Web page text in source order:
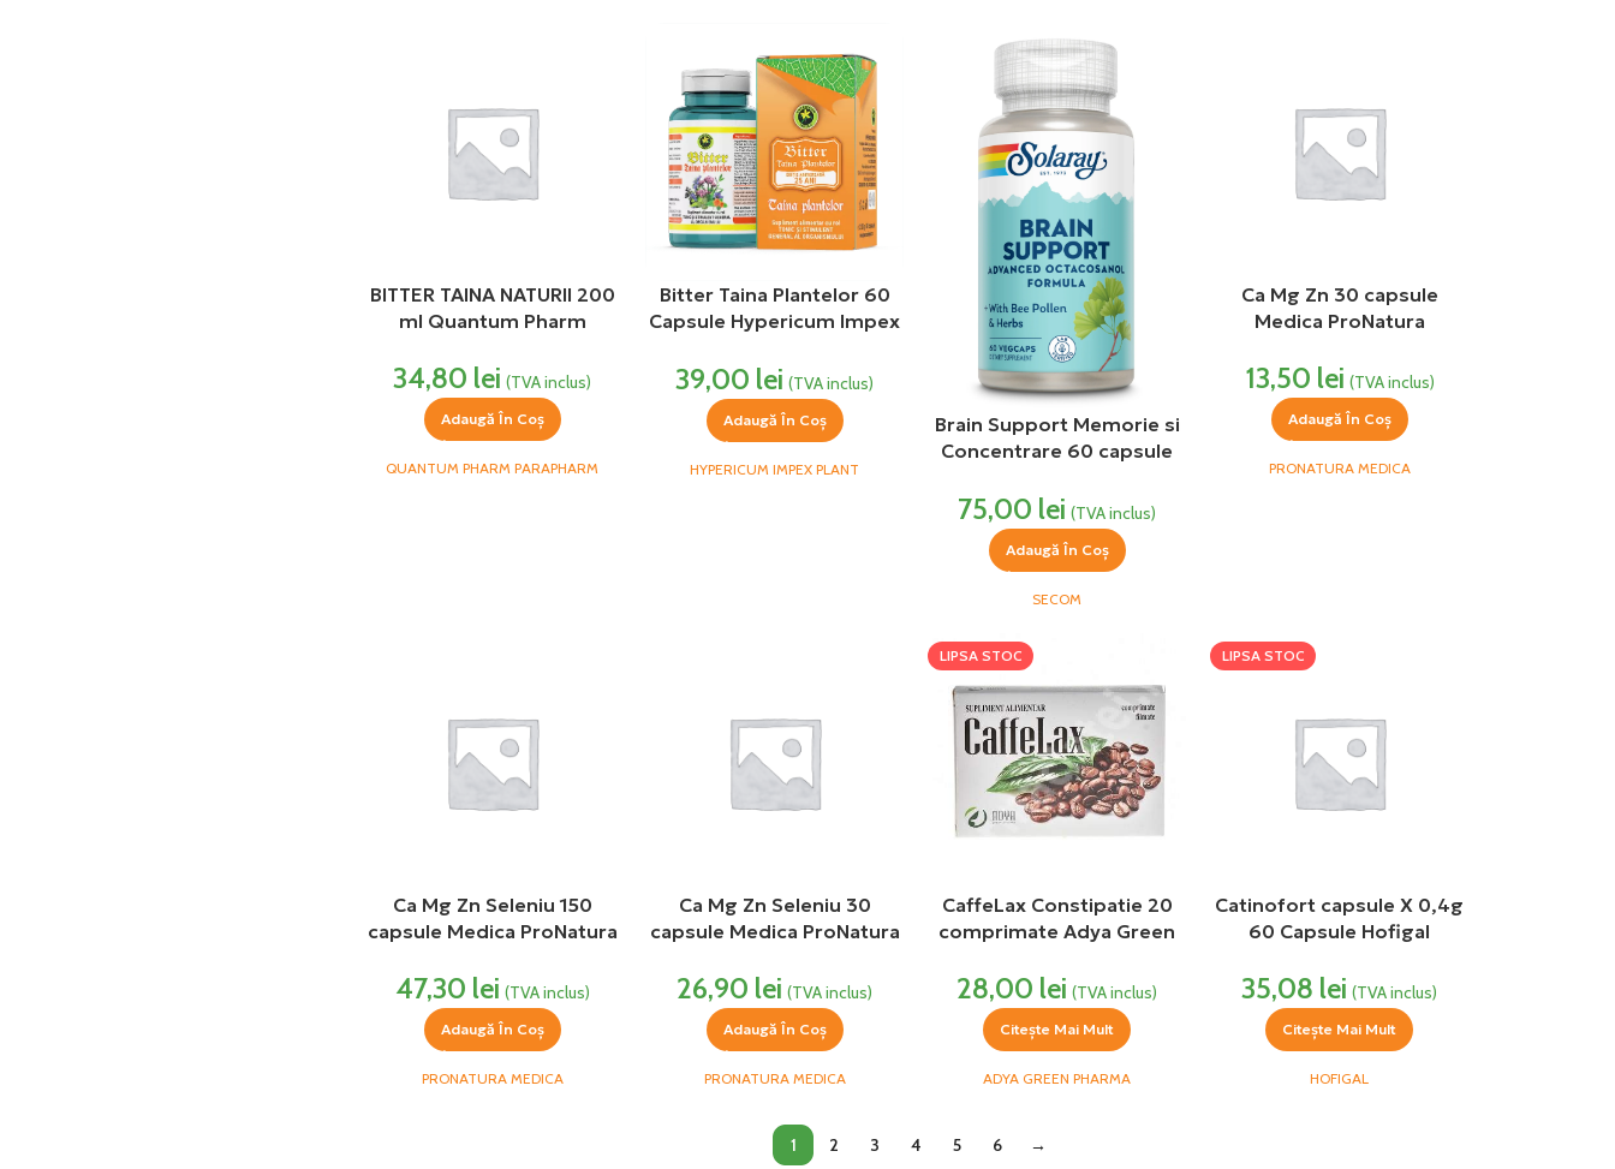
BITTER TAINA NATURII 200
ml Quantum Pharm
34,80 lei (TVA inclus)
Adaugă În Coș
QUANTUM PHARM PARAPHARM
Bitter Taina Plantelor 60
Capsule Hypericum Impex
39,00 lei (TVA inclus)
Adaugă În Coș
HYPERICUM IMPEX PLANT
Brain Support Memorie si
Concentrare 60 capsule
75,00 lei (TVA inclus)
Adaugă În Coș
SECOM
Ca Mg Zn 30 capsule
Medica ProNatura
13,50 lei (TVA inclus)
Adaugă În Coș
PRONATURA MEDICA
Ca Mg Zn Seleniu 150
capsule Medica ProNatura
47,30 lei (TVA inclus)
Adaugă În Coș
PRONATURA MEDICA
Ca Mg Zn Seleniu 30
capsule Medica ProNatura
26,90 lei (TVA inclus)
Adaugă În Coș
PRONATURA MEDICA
LIPSA STOC
CaffeLax Constipatie 20
comprimate Adya Green
28,00 lei (TVA inclus)
Citește Mai Mult
ADYA GREEN PHARMA
LIPSA STOC
Catinofort capsule X 0,4g
60 Capsule Hofigal
35,08 lei (TVA inclus)
Citește Mai Mult
HOFIGAL
1 2 3 4 5 6 →